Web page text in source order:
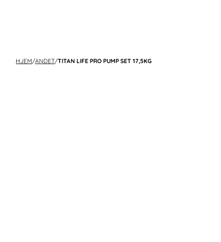
HJEM/ANDET/TITAN LIFE PRO PUMP SET 17,5KG